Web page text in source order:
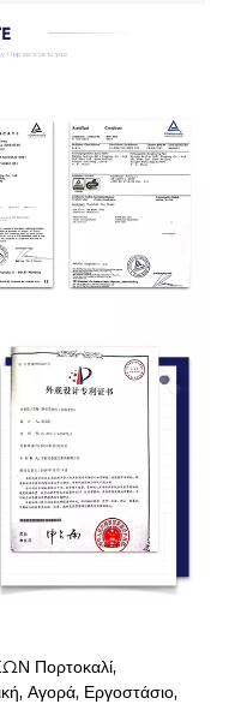
Πορτοκαλί,
Αγορά, Εργοστάσιο,